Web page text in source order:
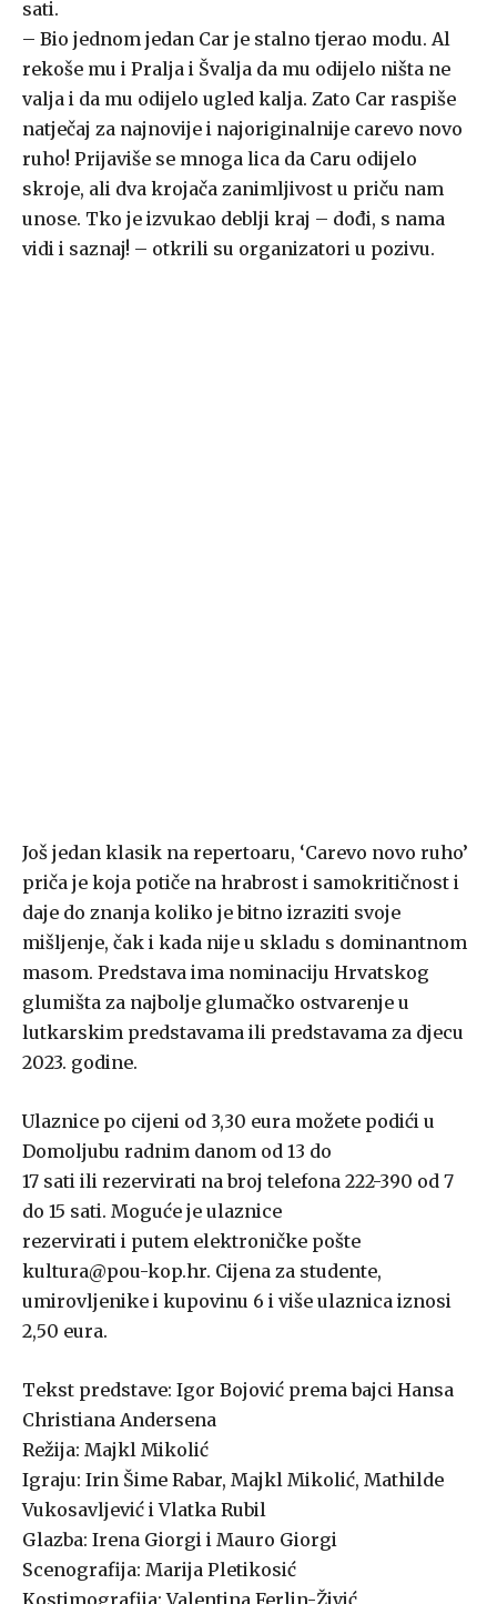
sati.
– Bio jednom jedan Car je stalno tjerao modu. Al
rekoše mu i Pralja i Švalja da mu odijelo ništa ne
valja i da mu odijelo ugled kalja. Zato Car raspiše
natječaj za najnovije i najoriginalnije carevo novo
ruho! Prijaviše se mnoga lica da Caru odijelo
skroje, ali dva krojača zanimljivost u priču nam
unose. Tko je izvukao deblji kraj – dođi, s nama
vidi i saznaj! – otkrili su organizatori u pozivu.
Još jedan klasik na repertoaru, ‘Carevo novo ruho’
priča je koja potiče na hrabrost i samokritičnost i
daje do znanja koliko je bitno izraziti svoje
mišljenje, čak i kada nije u skladu s dominantnom
masom. Predstava ima nominaciju Hrvatskog
glumišta za najbolje glumačko ostvarenje u
lutkarskim predstavama ili predstavama za djecu
2023. godine.
Ulaznice po cijeni od 3,30 eura možete podići u
Domoljubu radnim danom od 13 do
17 sati ili rezervirati na broj telefona 222-390 od 7
do 15 sati. Moguće je ulaznice
rezervirati i putem elektroničke pošte
kultura@pou-kop.hr. Cijena za studente,
umirovljenike i kupovinu 6 i više ulaznica iznosi
2,50 eura.
Tekst predstave: Igor Bojović prema bajci Hansa
Christiana Andersena
Režija: Majkl Mikolić
Igraju: Irin Šime Rabar, Majkl Mikolić, Mathilde
Vukosavljević i Vlatka Rubil
Glazba: Irena Giorgi i Mauro Giorgi
Scenografija: Marija Pletikosić